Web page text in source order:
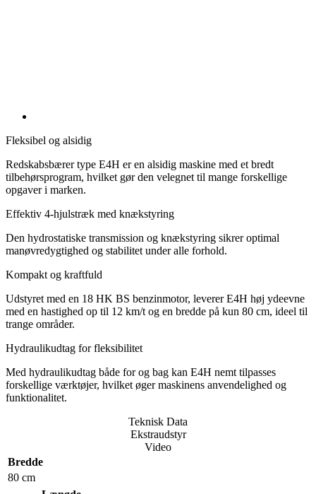
Fleksibel og alsidig
Redskabsbærer type E4H er en alsidig maskine med et bredt
tilbehørsprogram, hvilket gør den velegnet til mange forskellige
opgaver i marken.
Effektiv 4-hjulstræk med knækstyring
Den hydrostatiske transmission og knækstyring sikrer optimal
manøvredygtighed og stabilitet under alle forhold.
Kompakt og kraftfuld
Udstyret med en 18 HK BS benzinmotor, leverer E4H høj ydeevne
med en hastighed op til 12 km/t og en bredde på kun 80 cm, ideel til
trange områder.
Hydraulikudtag for fleksibilitet
Med hydraulikudtag både for og bag kan E4H nemt tilpasses
forskellige værktøjer, hvilket øger maskinens anvendelighed og
funktionalitet.
Teknisk Data
Ekstraudstyr
Video
Bredde
80 cm